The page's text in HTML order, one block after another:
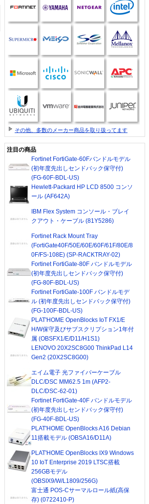
その他、多数のメーカー商品を取り扱ってます
注目の商品
Fortinet FortiGate-60Fバンドルモデル
(初年度先出しセンドバック保守付)
(FG-60F-BDL-US)
Hewlett-Packard HP LCD 8500 コンソ
ール (AF642A)
IBM Flex System コンソール・ブレイ
クアウト・ケーブル (81Y5286)
Fortinet Rack Mount Tray
(FortiGate40F/50E/60E/60F/61F/80E/8
0F/FS-108E) (SP-RACKTRAY-02)
Fortinet FortiGate-80F バンドルモデル
(初年度先出しセンドバック保守付)
(FG-80F-BDL-US)
Fortinet FortiGate-100F バンドルモデ
ル (初年度先出しセンドバック保守付)
(FG-100F-BDL-US)
PLAT'HOME OpenBlocks IoT FX1/E
H/W保守及びサブスクリプション1年付
属 (OBSFX1/E/D11/H1S1)
LENOVO 20X2SC8G00 ThinkPad L14
Gen2 (20X2SC8G00)
エイム電子 光ファイバーケーブル
DLC/DSC MM62.5 1m (AFP2-
DLC/DSC-62-01)
Fortinet FortiGate-40F バンドルモデル
(初年度先出しセンドバック保守付)
(FG-40F-BDL-US)
PLAT'HOME OpenBlocks A16 Debian
11搭載モデル (OBSA16/D11A)
PLAT'HOME OpenBlocks IX9 Windows
10 IoT Enterprise 2019 LTSC搭載
256GBモデル
(OBSIX9/W/L1809/256G)
富士通 POS-Cサーマルロール紙(高保
存) (0722410-P)